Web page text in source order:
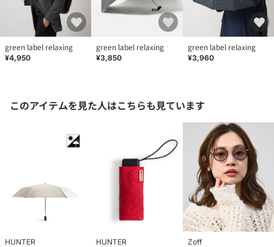
green label relaxing
¥4,950
green label relaxing
¥3,850
green label relaxing
¥3,960